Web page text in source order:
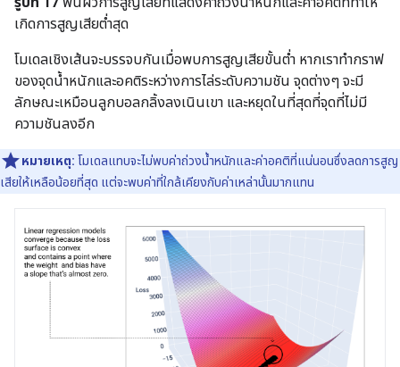
เกิดการสูญเสียต่ำสุด
โมเดลเชิงเส้นจะบรรจบกันเมื่อพบการสูญเสียขั้นต่ำ หากเราทำกราฟ
ของจุดน้ำหนักและอคติระหว่างการไล่ระดับความชัน จุดต่างๆ จะมี
ลักษณะเหมือนลูกบอลกลิ้งลงเนินเขา และหยุดในที่สุดที่จุดที่ไม่มี
ความชันลงอีก
หมายเหตุ: โมเดลแทบจะไม่พบค่าถ่วงน้ำหนักและค่าอคติที่แน่นอนซึ่งลดการสูญ
เสียให้เหลือน้อยที่สุด แต่จะพบค่าที่ใกล้เคียงกับค่าเหล่านั้นมากแทน